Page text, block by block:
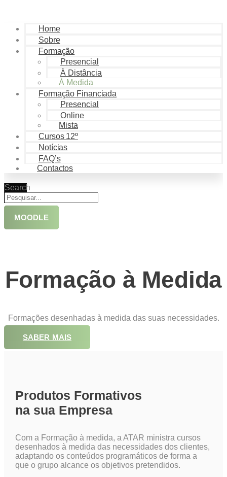
Home
Sobre
Formação
Presencial
À Distância
À Medida
Formação Financiada
Presencial
Online
Mista
Cursos 12º
Notícias
FAQ’s
Contactos
Search
MOODLE
Formação à Medida
Formações desenhadas à medida das suas necessidades.
SABER MAIS
Produtos Formativos
na sua Empresa
Com a Formação à medida, a ATAR ministra cursos
desenhados à medida das necessidades dos clientes,
adaptando os conteúdos programáticos de forma a
que o grupo alcance os objetivos pretendidos.